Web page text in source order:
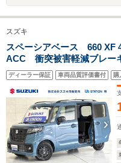
スズキ
スペーシアベース 660
ACC 衝突被害軽減ブレ
ェード ルーフレール シ
ドランプ ハイビームアシ
ドア スマートキー
ディーラー保証 車両品質評価書付 購